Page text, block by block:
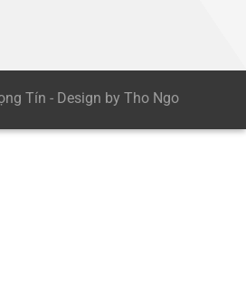
Tín - Design by Tho Ngo